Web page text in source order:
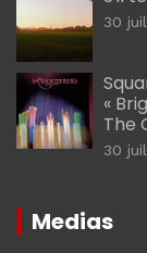
30
«
The
30
Medias